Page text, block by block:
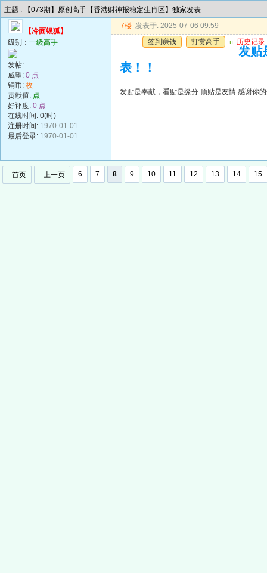
主题 : 【073期】原创高手【香港财神报稳定生肖区】独家发表
【冷面银狐】
级别： 一级高手
发帖:
威望: 0 点
铜币: 枚
贡献值: 点
好评度: 0 点
在线时间: 0(时)
注册时间: 1970-01-01
最后登录: 1970-01-01
7楼 发表于: 2025-07-06 09:59
签到赚钱
打赏高手 u 历史记录
发贴
表！！
发贴是奉献，看贴是缘分.顶贴是友情.感谢你
首页 上一页 6 7 8 9 10 11 12 13 14 15